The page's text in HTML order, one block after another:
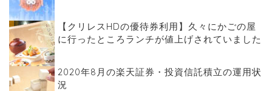
【クリレスHDの優待券利用】久々にかごの屋
に行ったところランチが値上げされていました
2020年8月の楽天証券・投資信託積立の運用状
況